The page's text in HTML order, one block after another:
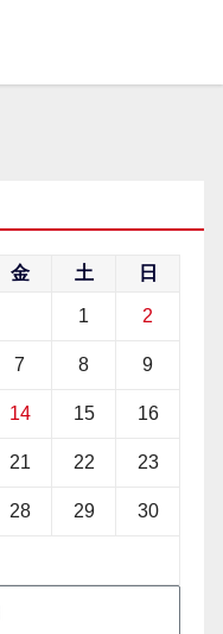
金 土 日
1 2
7 8 9
14 15 16
21 22 23
28 29 30